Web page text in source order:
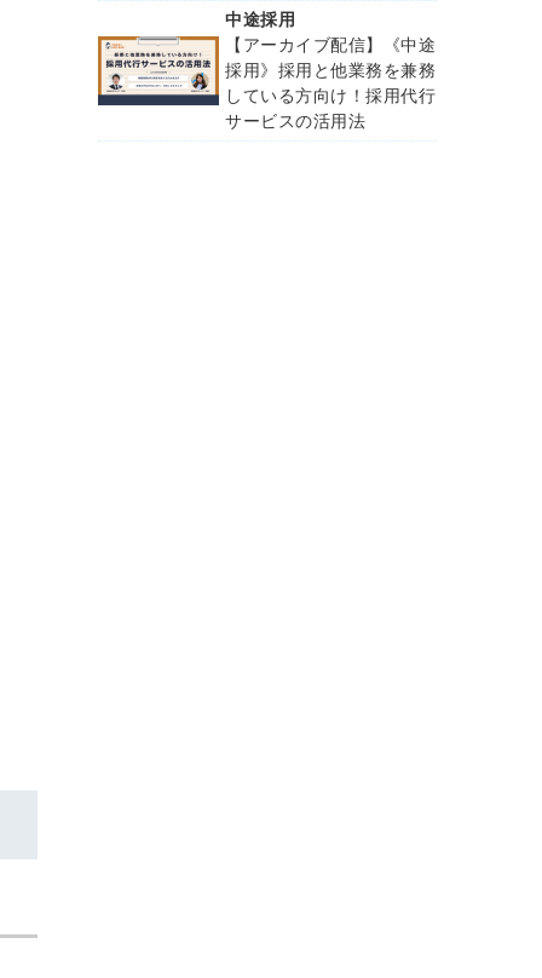
中途採用
【アーカイブ配信】《中途
採用》採用と他業務を兼務
している方向け！採用代行
サービスの活用法